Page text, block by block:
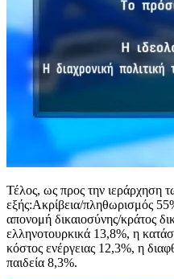
Τέλος, ως προς την ιεράρχηση
εξής:Ακρίβεια/πληθωρισμός
απονομή δικαιοσύνης/κράτος
ελληνοτουρκικά 13,8%, η
κόστος ενέργειας 12,3%, η
παιδεία 8,3%.